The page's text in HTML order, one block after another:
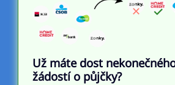
Už máte dost
žádostí o půjčky?